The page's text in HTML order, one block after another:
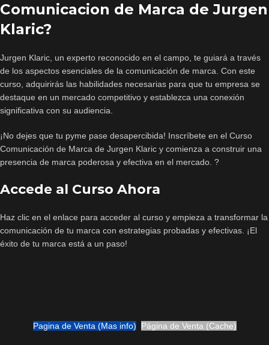
Comunicacion de Marca de Jurgen
Klaric?
Jurgen Klaric, un experto reconocido en el campo, te guiará a través
de los aspectos esenciales de la comunicación de marca. Con este
curso, adquirirás las habilidades necesarias para que tu empresa se
destaque en un mercado competitivo y establezca una conexión
significativa con su audiencia.
¡No dejes que tu pyme pase desapercibida! Inscríbete en el Curso
Comunicación de Marca de Jurgen Klaric y comienza a construir una
presencia de marca poderosa y efectiva en el mercado. ?
Accede al Curso Ahora
Haz clic en el enlace para acceder al curso y empieza a transformar la
comunicación de tu marca con estrategias probadas y efectivas. ¡El
éxito de tu marca está a un paso!
Pagina de Venta (Mas info) Página de Venta (Cache)